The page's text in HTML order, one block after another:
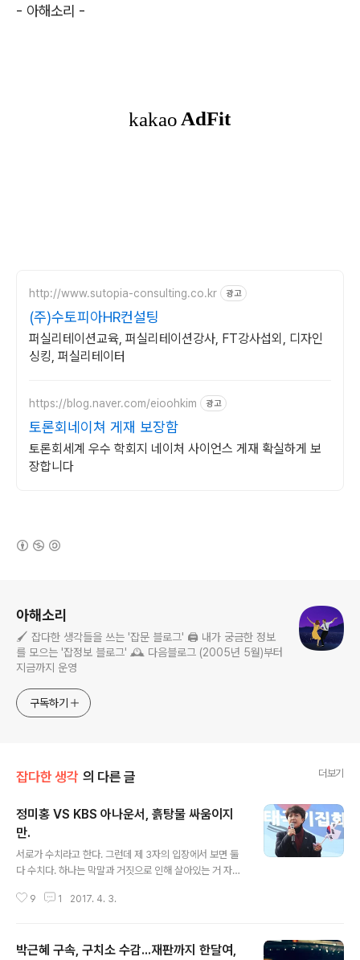
- 아해소리 -
http://www.sutopia-consulting.co.kr 광고
(주)수토피아HR컨설팅
퍼실리테이션교육, 퍼실리테이션강사, FT강사섭외, 디자인
싱킹, 퍼실리테이터
https://blog.naver.com/eioohkim 광고
토론회네이쳐 게재 보장함
토론회세계 우수 학회지 네이처 사이언스 게재 확실하게 보
장합니다
아해소리
🖌️ 잡다한 생각들을 쓰는 '잡문 블로그' 🖨️ 내가 궁금한 정보
를 모으는 '잡정보 블로그' 🕰️ 다음블로그 (2005년 5월)부터
지금까지 운영
구독하기
잡다한 생각 의 다른 글 더보기
정미홍 VS KBS 아나운서, 흙탕물 싸움이지
만.
서로가 수치라고 한다. 그런데 제 3자의 입장에서 보면 둘
다 수치다. 하나는 막말과 거짓으로 인해 살아있는 거 자체
향을 설정한 수치다. 물론 좀 더 안쪽으로 들어가면 전자는
운서'로 호칭하는 것에 대해 "KBS를 떠난 지 20년이 지난
9 1 2017. 4. 3.
박근혜 구속, 구치소 수감...재판까지 한달여,